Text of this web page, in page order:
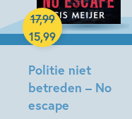
Politie niet
betreden – No
escape
17,99
15,99
Hardcover